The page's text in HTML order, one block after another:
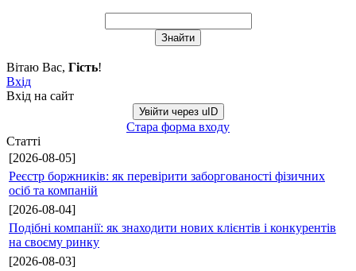
Вітаю Вас, Гість!
Вхід
Вхід на сайт
Увійти через uID
Стара форма входу
Статті
[2026-08-05]
Реєстр боржників: як перевірити заборгованості фізичних
осіб та компаній
[2026-08-04]
Подібні компанії: як знаходити нових клієнтів і конкурентів
на своєму ринку
[2026-08-03]